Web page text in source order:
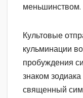
меньшинством.
Культовые
кульминации
пробуждения
знаком
священный